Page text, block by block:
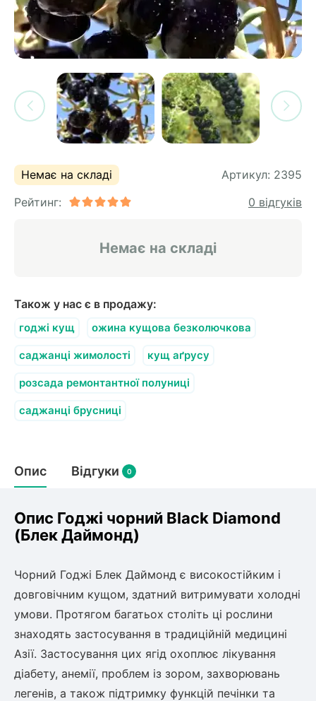
лохини
(агротканини)
Немає на складі Артикул: 2395
Рейтинг:
0 відгуків
Немає на складі
Також у нас є в продажу:
годжі кущ ожина кущова безколючкова
саджанці жимолості кущ аґрусу
розсада ремонтантної полуниці
саджанці брусниці
Опис Відгуки 0
Опис Годжі чорний Black Diamond
(Блек Даймонд)
Чорний Годжі Блек Даймонд є високостійким і
довговічним кущом, здатний витримувати холодні
умови. Протягом багатьох століть ці рослини
знаходять застосування в традиційній медицині
Азії. Застосування цих ягід охоплює лікування
діабету, анемії, проблем із зором, захворювань
легенів, а також підтримку функцій печінки та